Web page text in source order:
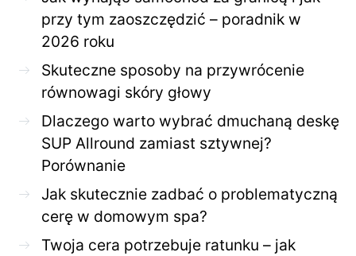
przy tym zaoszczędzić – poradnik w
2026 roku
Skuteczne sposoby na przywrócenie
równowagi skóry głowy
Dlaczego warto wybrać dmuchaną deskę
SUP Allround zamiast sztywnej?
Porównanie
Jak skutecznie zadbać o problematyczną
cerę w domowym spa?
Twoja cera potrzebuje ratunku – jak